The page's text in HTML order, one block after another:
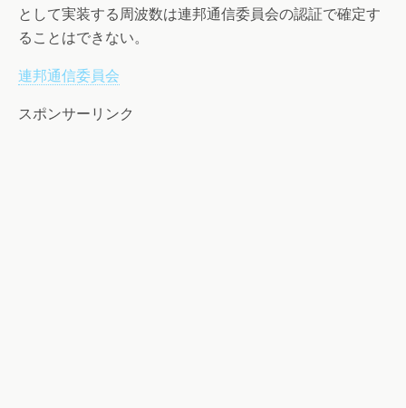
として実装する周波数は連邦通信委員会の認証で確定す
ることはできない。
連邦通信委員会
スポンサーリンク